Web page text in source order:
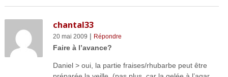
chantal33
20 mai 2009 | Répondre
Faire à l’avance?
Daniel > oui, la partie fraises/rhubarbe peut être